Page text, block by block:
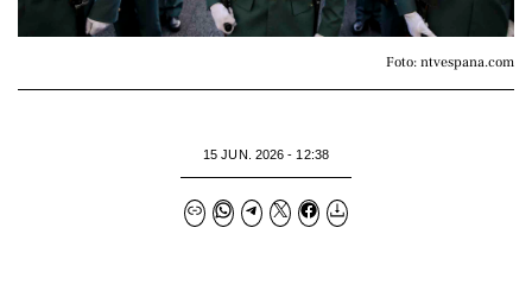
Foto: ntvespana.com
15 JUN. 2026 - 12:38